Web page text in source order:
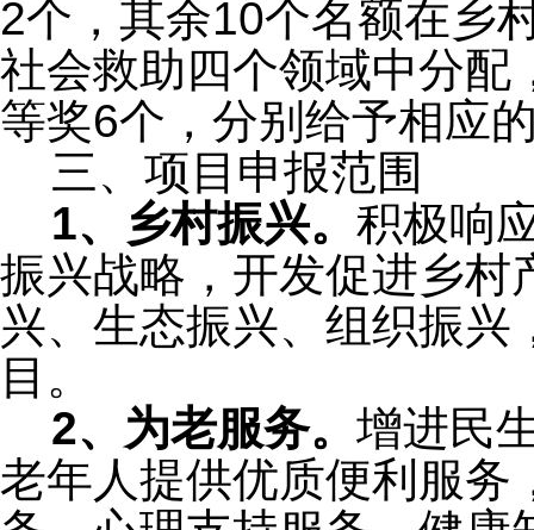
2个，其余10个名额在乡
社会救助四个领域中分配
等奖6个，分别给予相应
三、项目申报范围
1、乡村振兴。 积极响
振兴战略，开发促进乡村
兴、生态振兴、组织振
目。
2、为老服务。 增进民
老年人提供优质便利服务